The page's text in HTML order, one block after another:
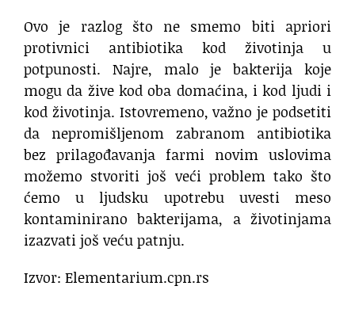
Ovo je razlog što ne smemo biti apriori
protivnici antibiotika kod životinja u
potpunosti. Najre, malo je bakterija koje
mogu da žive kod oba domaćina, i kod ljudi i
kod životinja. Istovremeno, važno je podsetiti
da nepromišljenom zabranom antibiotika
bez prilagođavanja farmi novim uslovima
možemo stvoriti još veći problem tako što
ćemo u ljudsku upotrebu uvesti meso
kontaminirano bakterijama, a životinjama
izazvati još veću patnju.
Izvor: Elementarium.cpn.rs